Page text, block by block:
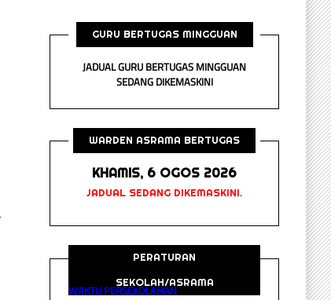
GURU BERTUGAS MINGGUAN
JADUAL GURU BERTUGAS MINGGUAN
SEDANG DIKEMASKINI
WARDEN ASRAMA BERTUGAS
KHAMIS, 6 OGOS 2026
JADUAL SEDANG DIKEMASKINI.
PERATURAN
SEKOLAH/ASRAMA
WAKTU PERSEKOLAHAN